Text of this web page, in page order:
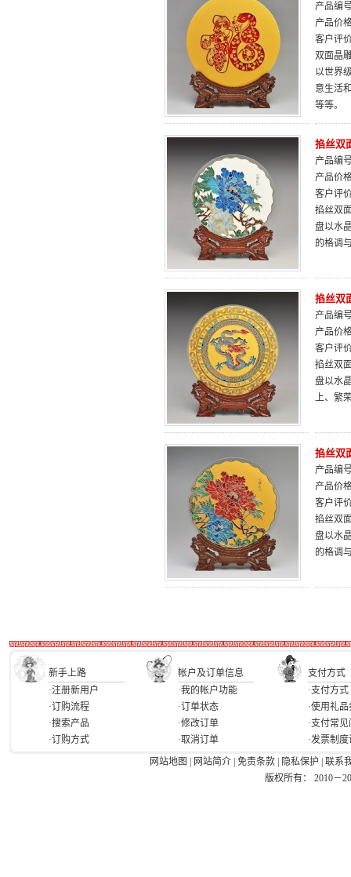
产品编
产品价
客户评
双面晶
以世界
意生活
等等。
掐丝双
产品编
产品价
客户评
掐丝双
盘以水
的格调
掐丝双
产品编
产品价
客户评
掐丝双
盘以水
上、繁
掐丝双
产品编
产品价
客户评
掐丝双
盘以水
的格调
新手上路 帐户及订单信息
支付方式
·注册新用户
·订购流程
·搜索产品
·订购方式
·我的帐户功能
·订单状态
·修改订单
·取消订单
·支付方式
·使用礼品
·支付常
·发票制
网站地图
网站简介 免责条款 隐私保护
联系
版权所有： 2010－